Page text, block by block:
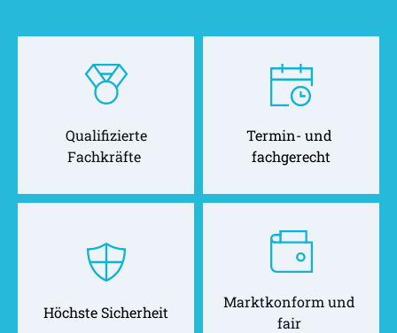
Qualifizierte
Fachkräfte
Termin- und
fachgerecht
Höchste Sicherheit
Marktkonform und
fair